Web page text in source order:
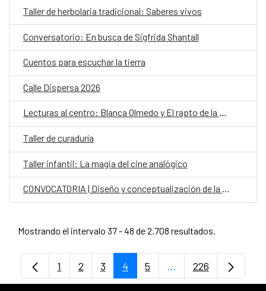
Taller de herbolaria tradicional: Saberes vivos
Conversatorio: En busca de Sigfrida Shantall
Cuentos para escuchar la tierra
Calle Dispersa 2026
Lecturas al centro: Blanca Olmedo y El rapto de la Sevillana
Taller de curaduría
Taller infantil: La magia del cine analógico
CONVOCATORIA | Diseño y conceptualización de la carroza del CCET
Mostrando el intervalo 37 - 48 de 2.708 resultados.
Página
1 Página
2 Página
3 Página
4 Página
5 ...Páginas intermedias
Página
226